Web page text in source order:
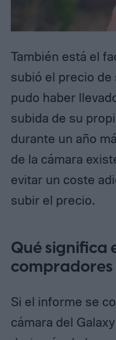
También está el
subió el precio de
pudo haber
subida de su
durante un año
de la cámara
evitar un coste
subir el precio.
Qué significa
compradores
Si el informe se
cámara del